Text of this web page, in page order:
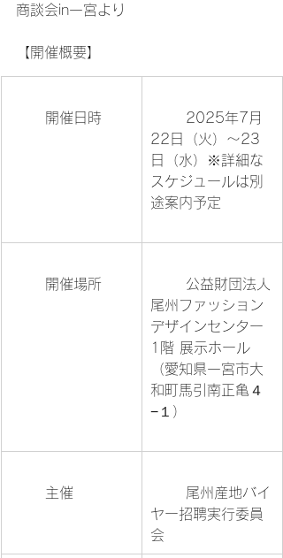
商談会in一宮より
【開催概要】
22日（火）～23
日（水）※詳細な
スケジュールは別
途案内予定
尾州ファッション
デザインセンター
1階 展示ホール
（愛知県一宮市大
和町馬引南正亀４
−１）
ヤー招聘実行委員